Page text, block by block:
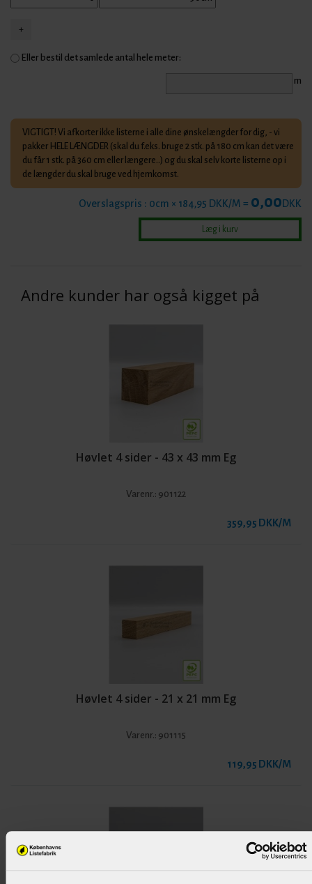
Eller bestil det samlede antal hele meter:
m
VIGTIGT! Vi afkorter ikke listerne i alle dine ønskelængder for dig, - vi
pakker HELE LÆNGDER (skal du f.eks. bruge 2 stk. på 180 cm kan det være
du får 1 stk. på 360 cm eller længere..) og du skal selv korte listerne op i
de længder du skal bruge ved hjemkomst.
Overslagspris : 0cm × 184,95 DKK/M = 0,00DKK
Andre kunder har også kigget på
Høvlet 4 sider - 43 x 43 mm Eg
Varenr.: 901122
359,95 DKK/M
Høvlet 4 sider - 21 x 21 mm Eg
Varenr.: 901115
119,95 DKK/M